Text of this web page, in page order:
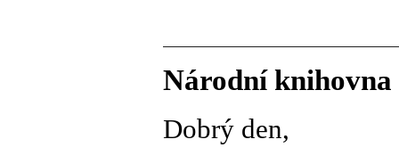
Národní knihovna
Dobrý den,